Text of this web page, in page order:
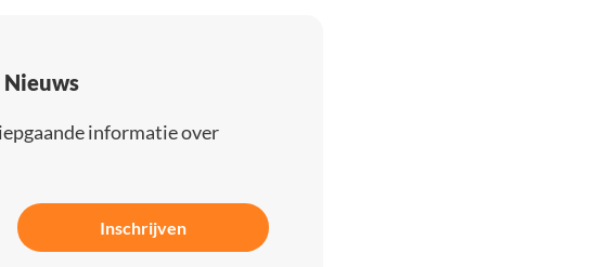
informatie over
Inschrijven